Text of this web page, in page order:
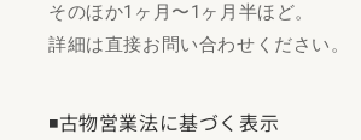
そのほか1ヶ月〜1ヶ月半ほど。
詳細は直接お問い合わせください。
◾️古物営業法に基づく表示